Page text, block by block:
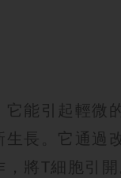
它能引起輕微
生長。它通過
將T細胞引